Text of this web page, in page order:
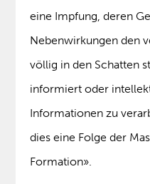
eine Impfung, deren
Nebenwirkungen den
völlig in den Schatten
informiert oder
Informationen zu
dies eine Folge der
Formation».